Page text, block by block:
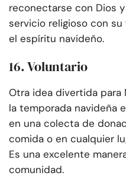
reconectarse con Dios
servicio religioso con su
el espíritu navideño.
16. Voluntario
Otra idea divertida para
la temporada navideña
en una colecta de
comida o en cualquier
Es una excelente
comunidad.